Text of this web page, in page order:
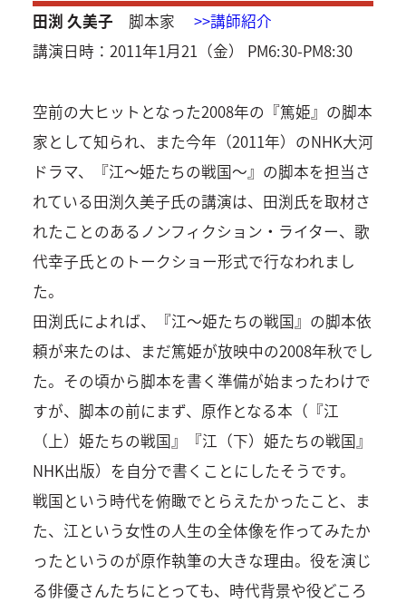
田渕 久美子 脚本家 >>講師紹介
講演日時：2011年1月21（金） PM6:30-PM8:30
空前の大ヒットとなった2008年の『篤姫』の脚本
家として知られ、また今年（2011年）のNHK大河
ドラマ、『江～姫たちの戦国～』の脚本を担当さ
れている田渕久美子氏の講演は、田渕氏を取材さ
れたことのあるノンフィクション・ライター、歌
代幸子氏とのトークショー形式で行なわれまし
た。
田渕氏によれば、『江～姫たちの戦国』の脚本依
頼が来たのは、まだ篤姫が放映中の2008年秋でし
た。その頃から脚本を書く準備が始まったわけで
すが、脚本の前にまず、原作となる本（『江
（上）姫たちの戦国』『江（下）姫たちの戦国』
NHK出版）を自分で書くことにしたそうです。
戦国という時代を俯瞰でとらえたかったこと、ま
た、江という女性の人生の全体像を作ってみたか
ったというのが原作執筆の大きな理由。役を演じ
る俳優さんたちにとっても、時代背景や役どころ